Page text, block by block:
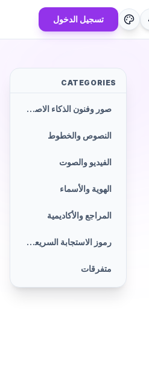
تسجيل الدخول
CATEGORIES
صور وفنون الذكاء الاصطناعي
النصوص والخطوط
الفيديو والصوت
الهوية والأسماء
المراجع والأكاديمية
رموز الاستجابة السريعة والباركود
متفرقات